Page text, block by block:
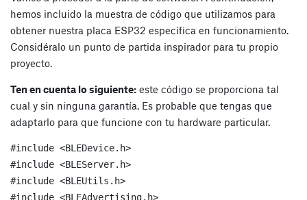
hemos incluido la muestra de código que utilizamos para
obtener nuestra placa ESP32 específica en funcionamiento.
Considéralo un punto de partida inspirador para tu propio
proyecto.
Ten en cuenta lo siguiente: este código se proporciona tal
cual y sin ninguna garantía. Es probable que tengas que
adaptarlo para que funcione con tu hardware particular.
#include <BLEDevice.h>
#include <BLEServer.h>
#include <BLEUtils.h>
#include <BLEAdvertising.h>